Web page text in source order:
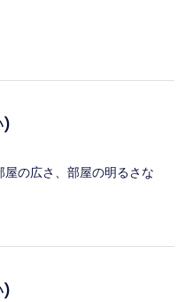
)
の広さ、部屋の明るさな
)